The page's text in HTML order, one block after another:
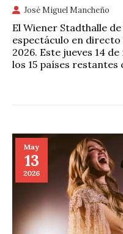
José Miguel Mancheño
El Wiener Stadthalle
espectáculo en directo
2026. Este jueves 14 de
los 15 países
May
13
2026